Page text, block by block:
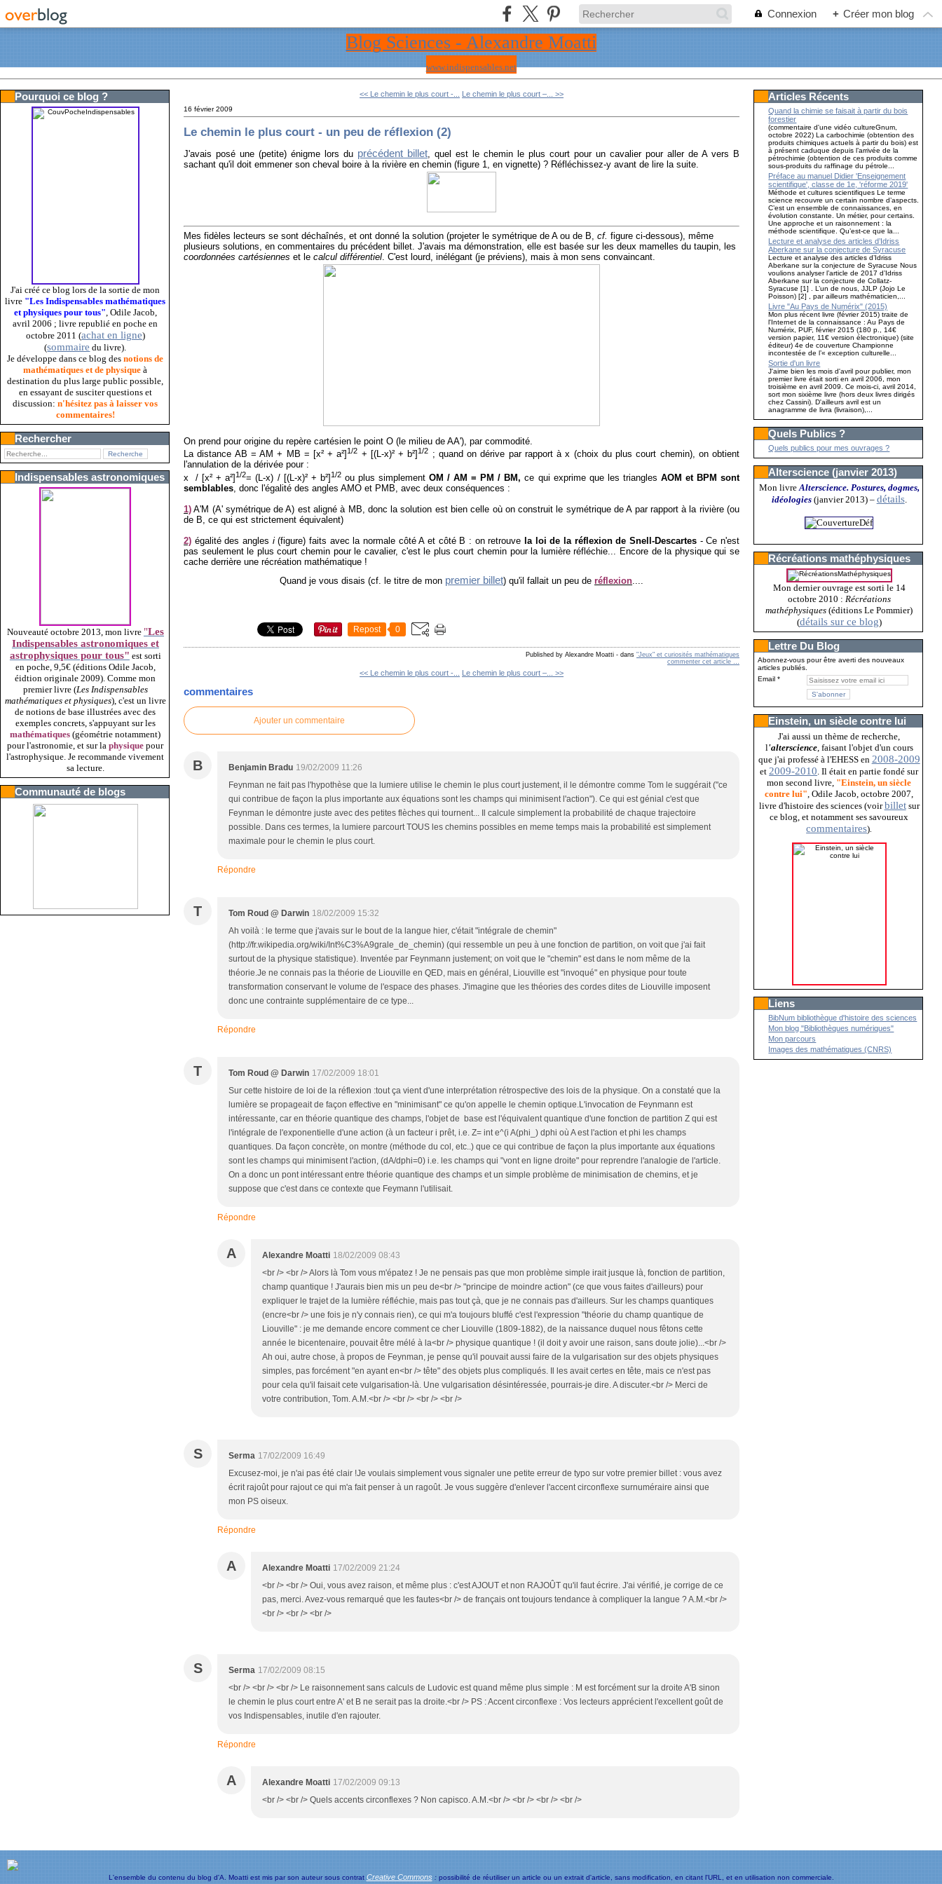
Connexion + Créer mon blog
Blog Sciences - Alexandre Moatti
www.indispensables.net
Pourquoi ce blog ?
J'ai créé ce blog lors de la sortie de mon
livre "Les Indispensables mathématiques
et physiques pour tous", Odile Jacob,
avril 2006 ; livre republié en poche en
octobre 2011 (achat en ligne)
(sommaire du livre).
Je développe dans ce blog desnotions de
mathématiques et de physique à
destination du plus large public possible,
en essayant de susciter questions et
discussion: n'hésitez pas à laisser vos
commentaires!
Rechercher
Indispensables astronomiques
Nouveauté octobre 2013, mon livre "Les
Indispensables astronomiques et
astrophysiques pour tous" est sorti
en poche, 9,5€ (éditions Odile Jacob,
éidtion originale 2009). Comme mon
premier livre (Les Indispensables
mathématiques et physiques), c'est un livre
de notions de base illustrées avec des
exemples concrets, s'appuyant sur les
mathématiques (géométrie notamment)
pour l'astronomie, et sur laphysique pour
l'astrophysique. Je recommande vivement
sa lecture.
Communauté de blogs
<< Le chemin le plus court -... Le chemin le plus court –... >>
16 février 2009
Le chemin le plus court - un peu de réflexion (2)
J'avais posé une (petite) énigme lors du précédent billet , quel est le chemin le plus court pour un cavalier pour aller de A vers B
sachant qu'il doit emmener son cheval boire à la rivière en chemin (figure 1, en vignette) ? Réfléchissez-y avant de lire la suite.
Mes fidèles lecteurs se sont déchaînés, et ont donné la solution (projeter le symétrique de A ou de B,cf. figure ci-dessous), même
plusieurs solutions, en commentaires du précédent billet. J'avais ma démonstration, elle est basée sur les deux mamelles du taupin, les
coordonnées cartésiennes et lecalcul différentiel . C'est lourd, inélégant (je préviens), mais à mon sens convaincant.
On prend pour origine du repère cartésien le point O (le milieu de AA'), par commodité.
La distance AB = AM + MB = [x² + a²]1/2 + [(L-x)² + b²]1/2 ; quand on dérive par rapport à x (choix du plus court chemin), on obtient
l'annulation de la dérivée pour :
x / [x² + a²]1/2= (L-x) / [(L-x)² + b²] 1/2ou plus simplement OM / AM = PM / BM, ce qui exprime que les triangles AOM et BPM sont
semblables , donc l'égalité des angles AMO et PMB, avec deux conséquences :
1) A'M (A' symétrique de A) est aligné à MB, donc la solution est bien celle où on construit le symétrique de A par rapport à la rivière (ou
de B, ce qui est strictement équivalent)
2) égalité des angles i(figure) faits avec la normale côté A et côté B : on retrouve la loi de la réflexion de Snell-Descartes - Ce n'est
pas seulement le plus court chemin pour le cavalier, c'est le plus court chemin pour la lumière réfléchie... Encore de la physique qui se
cache derrière une récréation mathématique !
Quand je vous disais (cf. le titre de mon premier billet) qu'il fallait un peu deréflexion
Repost 0
Published by Alexandre Moatti - dans"Jeux" et curiosités mathématiques
commenter cet article
<< Le chemin le plus court -... Le chemin le plus court –... >>
commentaires
Ajouter un commentaire
B Benjamin Bradu 19/02/2009 11:26
Feynman ne fait pas l'hypothèse que la lumiere utilise le chemin le plus court justement, il le démontre comme Tom le suggérait ("ce
qui contribue de façon la plus importante aux équations sont les champs qui minimisent l'action"). Ce qui est génial c'est que
Feynman le démontre juste avec des petites flèches qui tournent... Il calcule simplement la probabilité de chaque trajectoire
possible. Dans ces termes, la lumiere parcourt TOUS les chemins possibles en meme temps mais la probabilité est simplement
maximale pour le chemin le plus court.
Répondre
T Tom Roud @ Darwin 18/02/2009 15:32
Ah voilà : le terme que j'avais sur le bout de la langue hier, c'était "intégrale de chemin"
(http://fr.wikipedia.org/wiki/Int%C3%A9grale_de_chemin) (qui ressemble un peu à une fonction de partition, on voit que j'ai fait
surtout de la physique statistique). Inventée par Feynmann justement; on voit que le "chemin" est dans le nom même de la
théorie.Je ne connais pas la théorie de Liouville en QED, mais en général, Liouville est "invoqué" en physique pour toute
transformation conservant le volume de l'espace des phases. J'imagine que les théories des cordes dites de Liouville imposent
donc une contrainte supplémentaire de ce type...
Répondre
T Tom Roud @ Darwin 17/02/2009 18:01
Sur cette histoire de loi de la réflexion :tout ça vient d'une interprétation rétrospective des lois de la physique. On a constaté que la
lumière se propageait de façon effective en "minimisant" ce qu'on appelle le chemin optique.L'invocation de Feynmann est
intéressante, car en théorie quantique des champs, l'objet de base est l'équivalent quantique d'une fonction de partition Z qui est
l'intégrale de l'exponentielle d'une action (à un facteur i prêt, i.e. Z= int e^(i A(phi_) dphi où A est l'action et phi les champs
quantiques. Da façon concrète, on montre (méthode du col, etc..) que ce qui contribue de façon la plus importante aux équations
sont les champs qui minimisent l'action, (dA/dphi=0) i.e. les champs qui "vont en ligne droite" pour reprendre l'analogie de l'article.
On a donc un pont intéressant entre théorie quantique des champs et un simple problème de minimisation de chemins, et je
suppose que c'est dans ce contexte que Feymann l'utilisait.
Répondre
A Alexandre Moatti 18/02/2009 08:43
<br /> <br /> Alors là Tom vous m'épatez ! Je ne pensais pas que mon problème simple irait jusque là, fonction de partition,
champ quantique ! J'aurais bien mis un peu de<br /> "principe de moindre action" (ce que vous faites d'ailleurs) pour
expliquer le trajet de la lumière réfléchie, mais pas tout çà, que je ne connais pas d'ailleurs. Sur les champs quantiques
(encre<br /> une fois je n'y connais rien), ce qui m'a toujours bluffé c'est l'expression "théorie du champ quantique de
Liouville" : je me demande encore comment ce cher Liouville (1809-1882), de la naissance duquel nous fêtons cette
année le bicentenaire, pouvait être mélé à la<br /> physique quantique ! (il doit y avoir une raison, sans doute jolie)...<br />
Ah oui, autre chose, à propos de Feynman, je pense qu'il pouvait aussi faire de la vulgarisation sur des objets physiques
simples, pas forcément "en ayant en<br /> tête" des objets plus compliqués. Il les avait certes en tête, mais ce n'est pas
pour cela qu'il faisait cete vulgarisation-là. Une vulgarisation désintéressée, pourrais-je dire. A discuter.<br /> Merci de
votre contribution, Tom. A.M.<br /> <br /> <br /> <br />
S Serma 17/02/2009 16:49
Excusez-moi, je n'ai pas été clair !Je voulais simplement vous signaler une petite erreur de typo sur votre premier billet : vous avez
écrit rajoût pour rajout ce qui m'a fait penser à un ragoût. Je vous suggère d'enlever l'accent circonflexe surnuméraire ainsi que
mon PS oiseux.
Répondre
A Alexandre Moatti 17/02/2009 21:24
<br /> <br /> Oui, vous avez raison, et même plus : c'est AJOUT et non RAJOÛT qu'il faut écrire. J'ai vérifié, je corrige de ce
pas, merci. Avez-vous remarqué que les fautes<br /> de français ont toujours tendance à compliquer la langue ? A.M.<br />
<br /> <br /> <br />
S Serma 17/02/2009 08:15
<br /> <br /> <br /> Le raisonnement sans calculs de Ludovic est quand même plus simple : M est forcément sur la droite A'B sinon
le chemin le plus court entre A' et B ne serait pas la droite.<br /> PS : Accent circonflexe : Vos lecteurs apprécient l'excellent goût de
vos Indispensables, inutile d'en rajouter.
Répondre
A Alexandre Moatti 17/02/2009 09:13
<br /> <br /> Quels accents circonflexes ? Non capisco. A.M.<br /> <br /> <br /> <br />
Articles Récents
Quand la chimie se faisait à partir du bois
forestier
(commentaire d'une vidéo cultureGnum,
octobre 2022) La carbochimie (obtention des
produits chimiques actuels à partir du bois) est
à présent caduque depuis l’arrivée de la
pétrochimie (obtention de ces produits comme
sous-produits du raffinage du pétrole...
Préface au manuel Didier 'Enseignement
scientifique', classe de 1e, 'réforme 2019'
Méthode et cultures scientifiques Le terme
science recouvre un certain nombre d’aspects.
C’est un ensemble de connaissances, en
évolution constante. Un métier, pour certains.
Une approche et un raisonnement : la
méthode scientifique. Qu’est-ce que la...
Lecture et analyse des articles d’Idriss
Aberkane sur la conjecture de Syracuse
Lecture et analyse des articles d’Idriss
Aberkane sur la conjecture de Syracuse Nous
voulions analyser l’article de 2017 d’Idriss
Aberkane sur la conjecture de Collatz-
Syracuse [1] . L’un de nous, JJLP (Jojo Le
Poisson) [2] , par ailleurs mathématicien,...
Livre "Au Pays de Numérix" (2015)
Mon plus récent livre (février 2015) traite de
l'Internet de la connaissance : Au Pays de
Numérix, PUF, février 2015 (180 p., 14€
version papier, 11€ version électronique) (site
éditeur) 4e de couverture Championne
incontestée de l’« exception culturelle...
Sortie d'un livre
J'aime bien les mois d'avril pour publier, mon
premier livre était sorti en avril 2006, mon
troisième en avril 2009. Ce mois-ci, avril 2014,
sort mon sixième livre (hors deux livres dirigés
chez Cassini). D'ailleurs avril est un
anagramme de livra (livraison),...
Quels Publics ?
Quels publics pour mes ouvrages ?
Alterscience (janvier 2013)
Mon livreAlterscience. Postures, dogmes,
idéologies(janvier 2013) – détails.
Récréations mathéphysiques
Mon dernier ouvrage est sorti le 14
octobre 2010 : Récréations
mathéphysiques (éditions Le Pommier)
(détails sur ce blog)
Lettre Du Blog
Abonnez-vous pour être averti des nouveaux
articles publiés.
Email
Einstein, un siècle contre lui
J'ai aussi un thème de recherche,
l'alterscience, faisant l'objet d'un cours
que j'ai professé à l'EHESS en 2008-2009
et2009-2010. Il était en partie fondé sur
mon second livre, "Einstein, un siècle
contre lui", Odile Jacob, octobre 2007,
livre d'histoire des sciences (voirbilletsur
ce blog, et notamment ses savoureux
commentaires)
Liens
BibNum bibliothèque d'histoire des sciences
Mon blog "Bibliothèques numériques"
Mon parcours
Images des mathématiques (CNRS)
L'ensemble du contenu du blog d'A. Moatti est mis par son auteur sous contrat Creative Commons: possibilité de réutiliser un article ou un extrait d'article, sans modification, en citant l'URL, et en utilisation non commerciale.